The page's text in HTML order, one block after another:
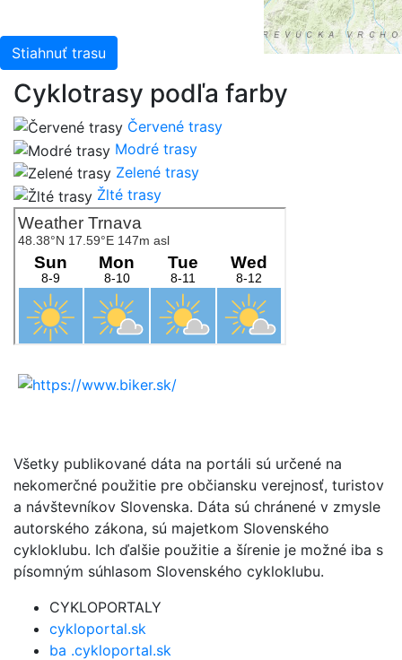
Stiahnuť trasu
Cyklotrasy podľa farby
Červené trasy
Modré trasy
Zelené trasy
Žlté trasy
Všetky publikované dáta na portáli sú určené na
nekomerčné použitie pre občiansku verejnosť, turistov
a návštevníkov Slovenska. Dáta sú chránené v zmysle
autorského zákona, sú majetkom Slovenského
cykloklubu. Ich ďalšie použitie a šírenie je možné iba s
písomným súhlasom Slovenského cykloklubu.
CYKLOPORTALY
cykloportal.sk
ba .cykloportal.sk